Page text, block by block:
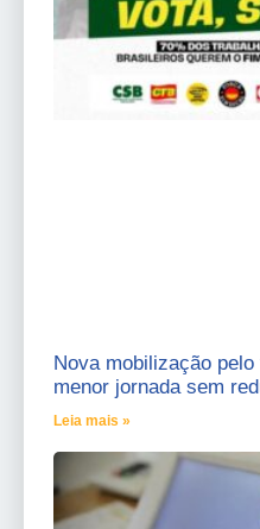
Nova mobilização
menor jornada sem
Leia mais »